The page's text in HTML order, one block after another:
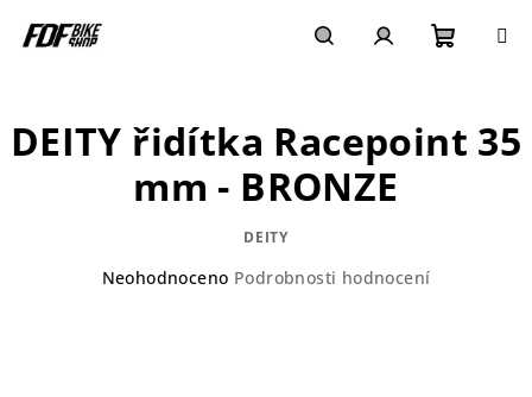
košík
DEITY řidítka Racepoint 35
mm - BRONZE
DEITY
Průměrné
Neohodnoceno Podrobnosti hodnocení